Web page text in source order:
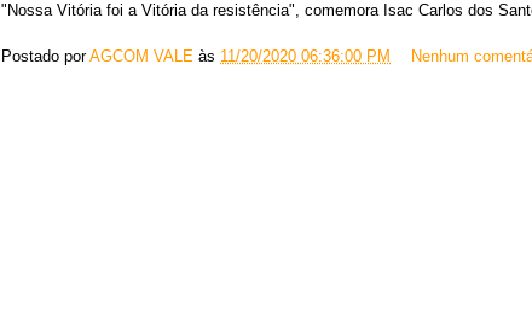
"Nossa Vitória foi a Vitória da resistência", comemora Isac Carlos dos
Postado porAGCOM VALE às 11/20/2020 06:36:00 PM Nenhum